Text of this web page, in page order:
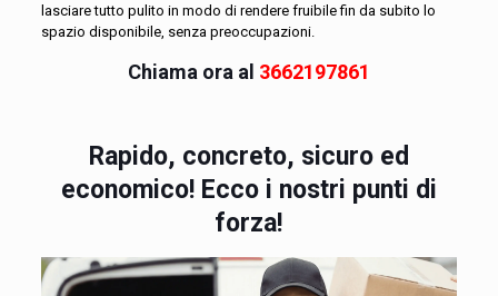
lasciare tutto pulito in modo di rendere fruibile fin da subito lo
spazio disponibile, senza preoccupazioni.
Chiama ora al 3662197861
Rapido, concreto, sicuro ed
economico! Ecco i nostri punti di
forza!